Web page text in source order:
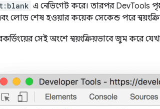
এ নেভিগেট করে। তারপর DevTools
লোড শেষ হওয়ার কয়েক সেকেন্ড পরে
সেই অংশে স্বয়ংক্রিয়ভাবে জুম করে